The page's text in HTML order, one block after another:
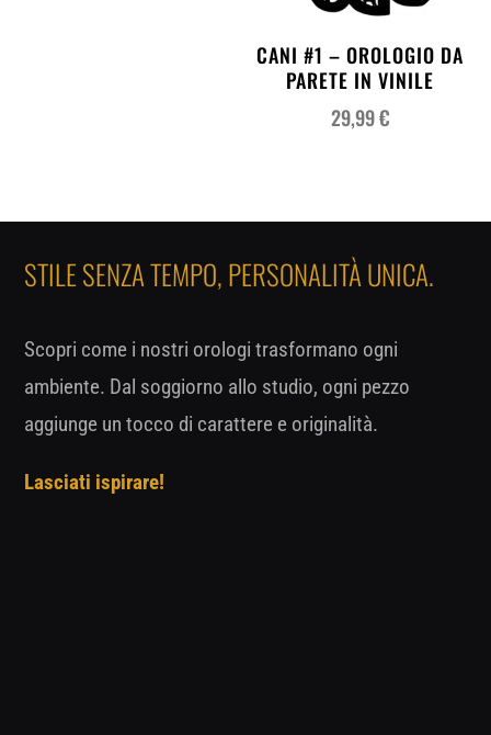
CANI #1 – OROLOGIO DA
PARETE IN VINILE
29,99€
STILE SENZA TEMPO, PERSONALITÀ UNICA.
Scopri come i nostri orologi trasformano ogni
ambiente. Dal soggiorno allo studio, ogni pezzo
aggiunge un tocco di carattere e originalità.
Lasciati ispirare!